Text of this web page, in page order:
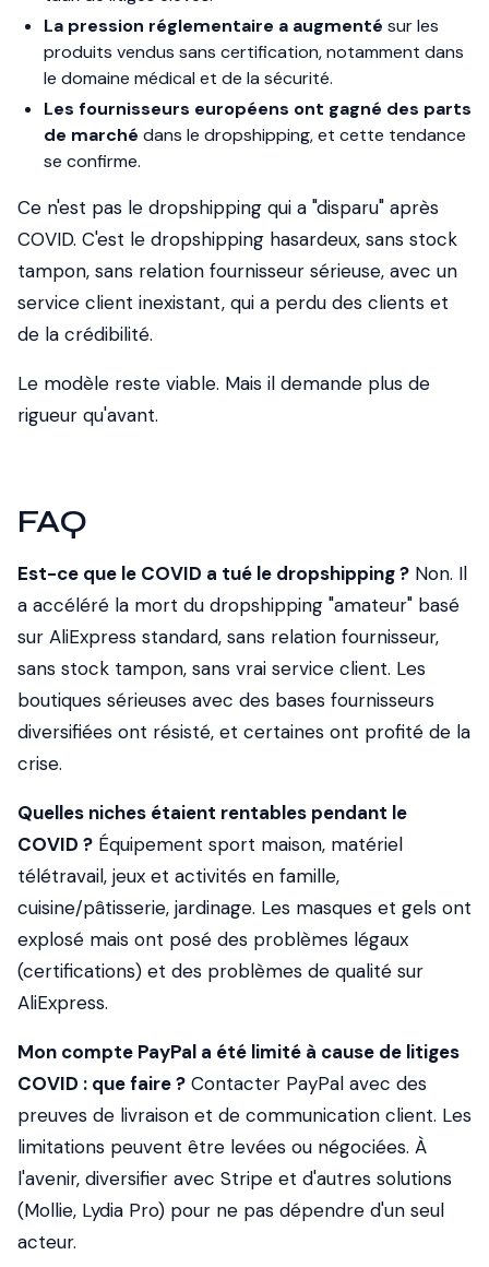
La pression réglementaire a augmenté sur les
produits vendus sans certification, notamment dans
le domaine médical et de la sécurité.
Les fournisseurs européens ont gagné des parts
de marché dans le dropshipping, et cette tendance
se confirme.
Ce n'est pas le dropshipping qui a "disparu" après
COVID. C'est le dropshipping hasardeux, sans stock
tampon, sans relation fournisseur sérieuse, avec un
service client inexistant, qui a perdu des clients et
de la crédibilité.
Le modèle reste viable. Mais il demande plus de
rigueur qu'avant.
FAQ
Est-ce que le COVID a tué le dropshipping ? Non. Il
a accéléré la mort du dropshipping "amateur" basé
sur AliExpress standard, sans relation fournisseur,
sans stock tampon, sans vrai service client. Les
boutiques sérieuses avec des bases fournisseurs
diversifiées ont résisté, et certaines ont profité de la
crise.
Quelles niches étaient rentables pendant le
COVID ? Équipement sport maison, matériel
télétravail, jeux et activités en famille,
cuisine/pâtisserie, jardinage. Les masques et gels ont
explosé mais ont posé des problèmes légaux
(certifications) et des problèmes de qualité sur
AliExpress.
Mon compte PayPal a été limité à cause de litiges
COVID : que faire ? Contacter PayPal avec des
preuves de livraison et de communication client. Les
limitations peuvent être levées ou négociées. À
l'avenir, diversifier avec Stripe et d'autres solutions
(Mollie, Lydia Pro) pour ne pas dépendre d'un seul
acteur.